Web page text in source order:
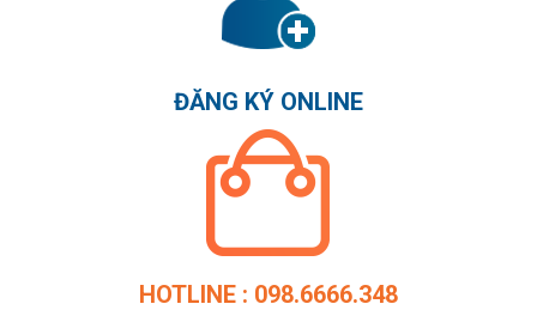
ĐĂNG KÝ ONLINE
HOTLINE : 098.6666.348